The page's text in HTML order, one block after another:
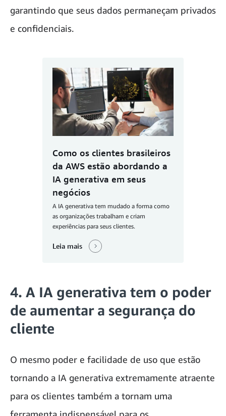
garantindo que seus dados permaneçam privados
e confidenciais.
Como os clientes brasileiros
da AWS estão abordando a
IA generativa em seus
negócios
A IA generativa tem mudado a forma como
as organizações trabalham e criam
experiências para seus clientes.
Leia mais
4. A IA generativa tem o poder
de aumentar a segurança do
cliente
O mesmo poder e facilidade de uso que estão
tornando a IA generativa extremamente atraente
para os clientes também a tornam uma